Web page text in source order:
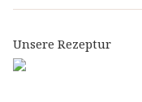
Unsere Rezeptur